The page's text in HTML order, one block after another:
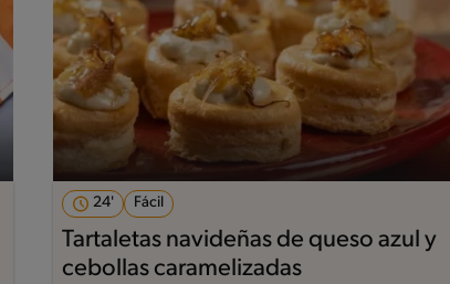
24' Fácil
Tartaletas navideñas de queso azul y
cebollas caramelizadas